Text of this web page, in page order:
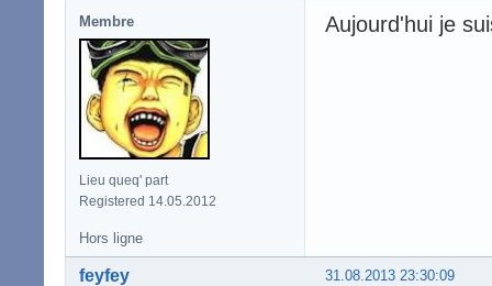
Membre
Lieu queq' part
Registered 14.05.2012
Aujourd'hui je
Hors ligne
31.08.2013 23:30:09
feyfey